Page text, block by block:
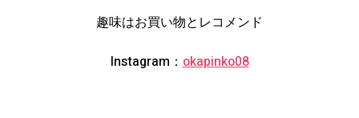
趣味はお買い物とレコメンド
Instagram：okapinko08